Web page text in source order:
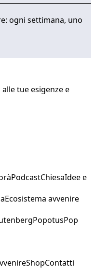
ogni settimana, uno
tue esigenze e
PodcastChiesaIdee e
Ecosistema avvenire
PopotusPop
ShopContatti